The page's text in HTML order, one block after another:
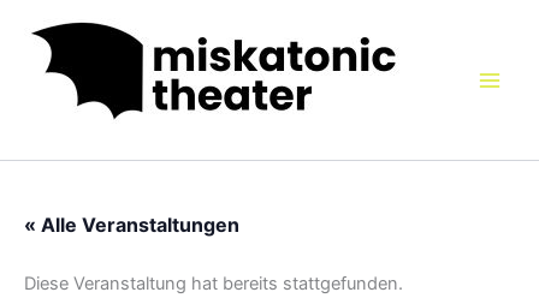
Inhalt
springen
« Alle Veranstaltungen
Diese Veranstaltung hat bereits stattgefunden.